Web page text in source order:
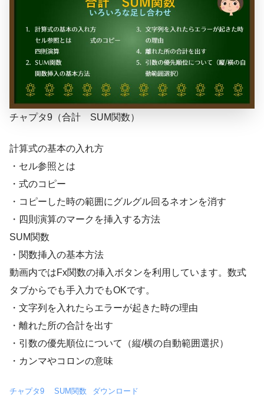
チャプタ9（合計 SUM関数）
計算式の基本の入れ方
・セル参照とは
・式のコピー
・コピーした時の範囲にグルグル回るネオンを消す
・四則演算のマークを挿入する方法
SUM関数
・関数挿入の基本方法
動画内ではFx関数の挿入ボタンを利用しています。数式
タブからでも手入力でもOKです。
・文字列を入れたらエラーが起きた時の理由
・離れた所の合計を出す
・引数の優先順位について（縦/横の自動範囲選択）
・カンマやコロンの意味
チャプタ9 SUM関数 ダウンロード